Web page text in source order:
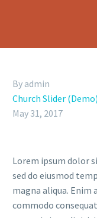
By admin
Church Slider (Demo)
May 31, 2017
Lorem ipsum dolor
sed do eiusmod
magna aliqua. Enim
commodo